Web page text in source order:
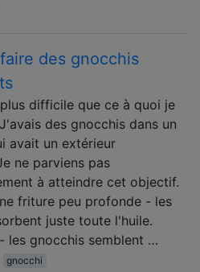
des gnocchis
difficile que ce à quoi je
des gnocchis dans un
avait un extérieur
ne parviens pas
à atteindre cet objectif.
friture peu profonde - les
juste toute l'huile.
les gnocchis semblent …
gnocchi